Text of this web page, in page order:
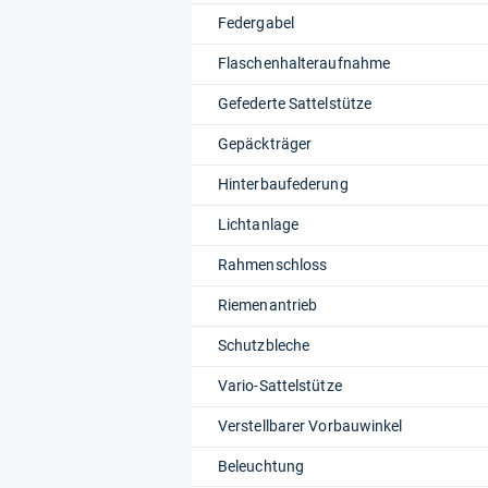
Federgabel
Flaschenhalteraufnahme
Gefederte Sattelstütze
Gepäckträger
Hinterbaufederung
Lichtanlage
Rahmenschloss
Riemenantrieb
Schutzbleche
Vario-Sattelstütze
Verstellbarer Vorbauwinkel
Beleuchtung